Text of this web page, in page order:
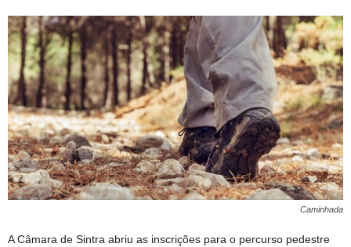
Caminhada
A Câmara de Sintra abriu as inscrições para o percurso pedestre